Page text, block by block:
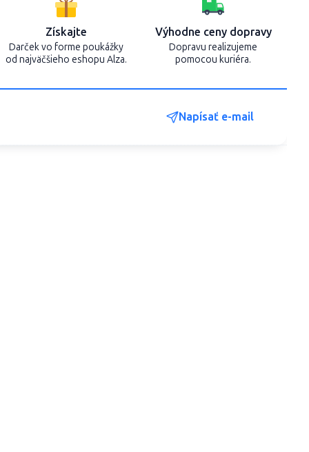
Získajte
Darček vo forme poukážky
od najväčšieho eshopu Alza.
Výhodne ceny dopravy
Dopravu realizujeme
pomocou kuriéra.
Napísať e-mail